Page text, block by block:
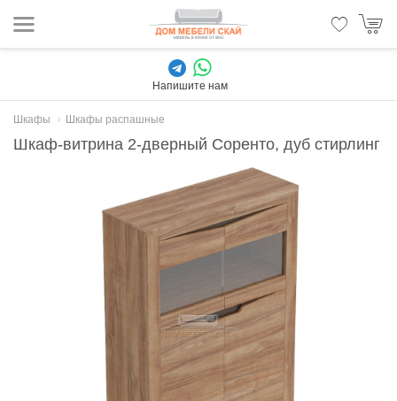
Напишите нам
Шкафы Шкафы распашные
Шкаф-витрина 2-дверный Соренто, дуб стирлинг